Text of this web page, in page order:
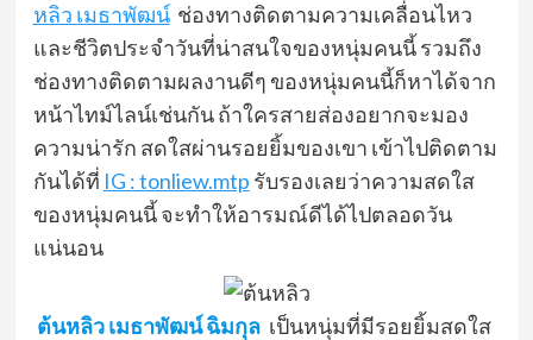
หลิว เมธาพัฒน์ช่องทางติดตามความเคลื่อนไหว
และชีวิตประจำวันที่น่าสนใจของหนุ่มคนนี้ รวมถึง
ช่องทางติดตามผลงานดีๆ ของหนุ่มคนนี้ก็หาได้จาก
หน้าไทม์ไลน์เช่นกัน ถ้าใครสายส่องอยากจะมอง
ความน่ารัก สดใสผ่านรอยยิ้มของเขา เข้าไปติดตาม
กันได้ที่ IG : tonliew.mtp รับรองเลยว่าความสดใส
ของหนุ่มคนนี้ จะทำให้อารมณ์ดีได้ไปตลอดวัน
แน่นอน
ต้นหลิว เมธาพัฒน์ ฉิมกุล เป็นหนุ่มที่มีรอยยิ้มสดใส